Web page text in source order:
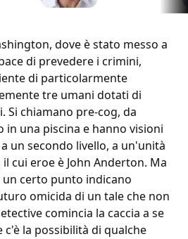
dove è stato messo a
di prevedere i crimini,
di particolarmente
tre umani dotati di
Si chiamano pre-cog, da
in una piscina e hanno visioni
un secondo livello, a un'unità
cui eroe è John Anderton. Ma
un certo punto indicano
omicida di un tale che non
comincia la caccia a se
la possibilità di qualche